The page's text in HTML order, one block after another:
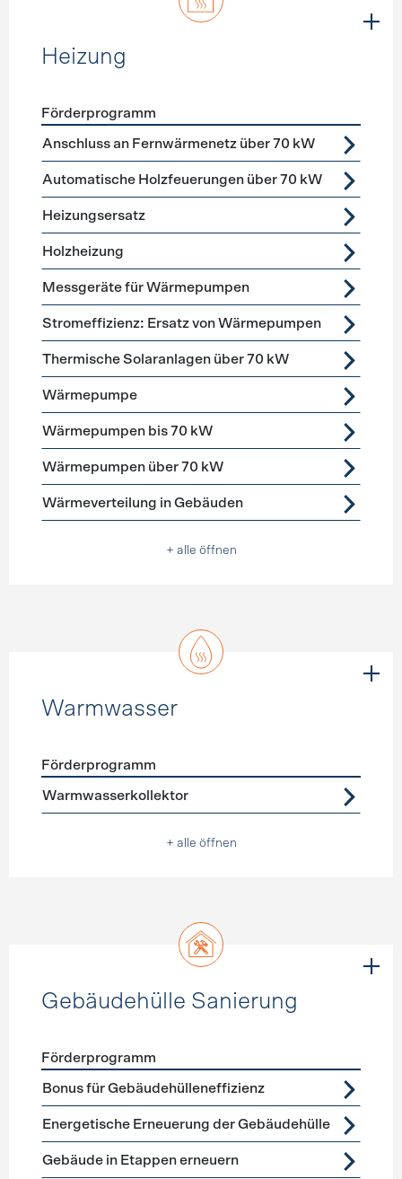
Heizung
Förderprogramme Heizung
Förderprogramm
Anschluss an Fernwärmenetz über 70 kW
Automatische Holzfeuerungen über 70 kW
Heizungsersatz
Holzheizung
Messgeräte für Wärmepumpen
Stromeffizienz: Ersatz von Wärmepumpen
Thermische Solaranlagen über 70 kW
Wärmepumpe
Wärmepumpen bis 70 kW
Wärmepumpen über 70 kW
Wärmeverteilung in Gebäuden
+ alle öffnen
Warmwasser
Förderprogramme Warmwasser
Förderprogramm
Warmwasserkollektor
+ alle öffnen
Gebäudehülle Sanierung
Förderprogramme Gebäudehülle Sanierung
Förderprogramm
Bonus für Gebäudehülleneffizienz
Energetische Erneuerung der Gebäudehülle
Gebäude in Etappen erneuern